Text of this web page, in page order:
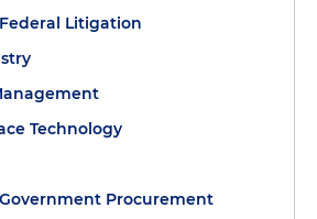
Litigation
Technology
Procurement